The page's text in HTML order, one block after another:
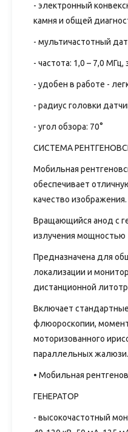
- электронный
камня и общей
- мультичастотный
- частота: 1,0 – 7,0
- удобен в работе -
- радиус головки
- угол обзора: 70°
СИСТЕМА
Мобильная
обеспечивает
качество изображения.
Вращающийся анод с
излучения мощностью
Предназначена для
локализации и
дистанционной
Включает
флюороскопии,
моторизованного
параллельных жалюзи.
• Мобильная
ГЕНЕРАТОР
- высокочастотный